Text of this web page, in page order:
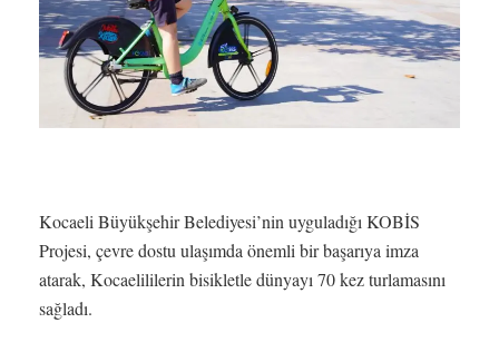
Kocaeli Büyükşehir Belediyesi’nin uyguladığı KOBİS
Projesi, çevre dostu ulaşımda önemli bir başarıya imza
atarak, Kocaelililerin bisikletle dünyayı 70 kez turlamasını
sağladı.